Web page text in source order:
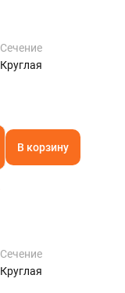
Сечение
Круглая
В корзину
Сечение
Круглая